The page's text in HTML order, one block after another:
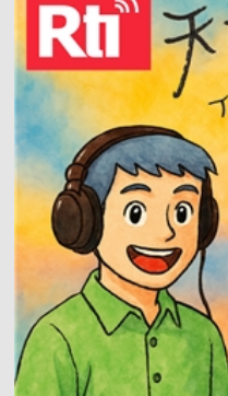
迷眾頁 聽友來函：
亞特】 亞特陪你káng台語 亞特陪你káng台語 ✪
亞特節目